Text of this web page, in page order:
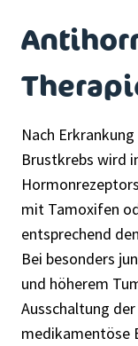
Nach
Brustkrebs wird
mit Tamoxifen
entsprechend
Bei besonders
und höherem
Ausschaltung
medikamentöse